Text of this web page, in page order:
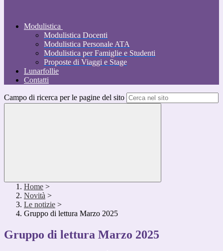
Modulistica
Modulistica Docenti
Modulistica Personale ATA
Modulistica per Famiglie e Studenti
Proposte di Viaggi e Stage
Lunarfollie
Contatti
Campo di ricerca per le pagine del sito
Home >
Novità >
Le notizie >
Gruppo di lettura Marzo 2025
Gruppo di lettura Marzo 2025